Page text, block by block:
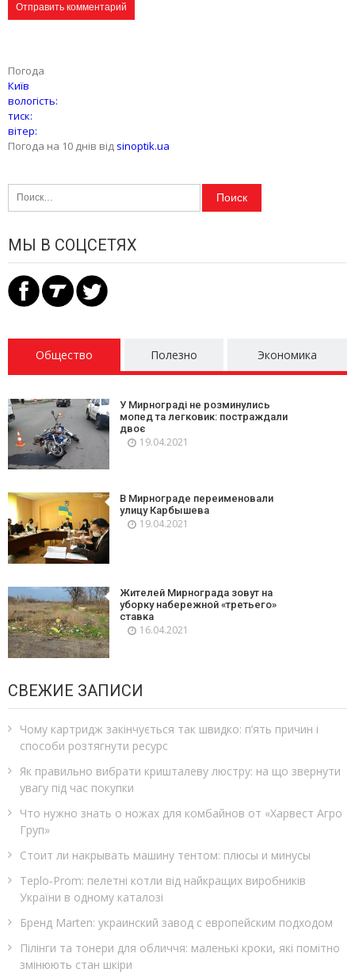
Погода
Київ
вологість:
тиск:
вітер:
Погода на 10 днів від sinoptik.ua
Найти:
МЫ В СОЦСЕТЯХ
Общество Полезно Экономика
У Мирнограді не розминулись
мопед та легковик: постраждали
двоє
19.04.2021
В Мирнограде переименовали
улицу Карбышева
19.04.2021
Жителей Мирнограда зовут на
уборку набережной «третьего»
ставка
16.04.2021
СВЕЖИЕ ЗАПИСИ
Чому картридж закінчується так швидко: п’ять причин і
способи розтягнути ресурс
Як правильно вибрати кришталеву люстру: на що звернути
увагу під час покупки
Что нужно знать о ножах для комбайнов от «Харвест Агро
Груп»
Стоит ли накрывать машину тентом: плюсы и минусы
Teplo‑Prom: пелетні котли від найкращих виробників
України в одному каталозі
Бренд Marten: украинский завод с европейским подходом
Пілінги та тонери для обличчя: маленькі кроки, які помітно
змінюють стан шкіри